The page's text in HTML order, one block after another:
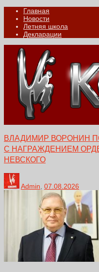
Главная
Новости
Летняя школа
Декларации
ВЛАДИМИР ВОРОНИН
С НАГРАЖДЕНИЕМ
НЕВСКОГО
Admin 07.08.2026